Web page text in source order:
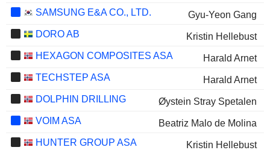
SAMSUNG E&A CO., LTD.
Gyu-Yeon Gang
DORO AB
Kristin Hellebust
HEXAGON COMPOSITES ASA
Harald Arnet
TECHSTEP ASA
Harald Arnet
DOLPHIN DRILLING
Øystein Stray Spetalen
VOIM ASA
Beatriz Malo de Molina
HUNTER GROUP ASA
Kristin Hellebust